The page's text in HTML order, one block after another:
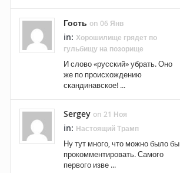
Гость on 06 Янв
in: Хорошилище грядет по
гульбищу на позорище
И слово «русский» убрать. Оно
же по происхождению
скандинавское! ...
Sergey on 21 Ноя
in: Настоящий Трамп
Ну тут много, что можно было бы
прокомментировать. Самого
первого изве ...